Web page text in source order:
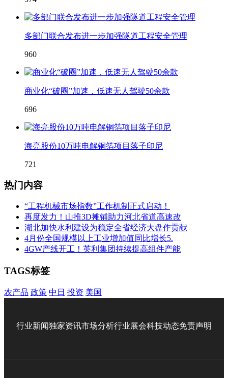
多部门联合发布进一步加强隧道工程安全管理
960
商业化“破圈”加速，低速无人驾驶50余款
696
海亮股份10万吨电解铜箔项目落子印尼
721
热门内容
“工程机械市场指数”工作机制正式启动！
再度发力！山推3D摊铺助力河北省道高速改
湖北加快水利建设为稳定全省经济大盘作贡献
4月份全国规模以上工业增加值同比增长5.
4GW产线开工！英利集团持续提高组件产能
TAGS标签
农产品 政策 中日 投资 美国
行业新闻独家资讯市场分析行业展会科技动态免责声明